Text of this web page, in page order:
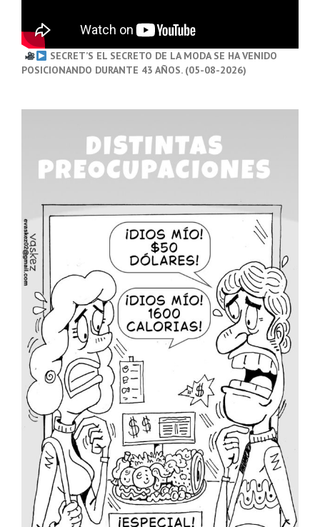
SECRET’S EL SECRETO DE LA MODA SE HA VENIDO
POSICIONANDO DURANTE 43 AÑOS. (05-08-2026)